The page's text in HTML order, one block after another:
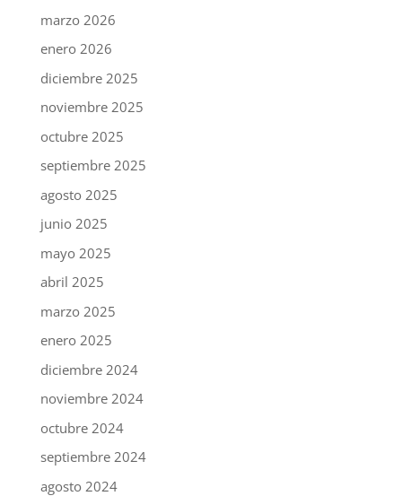
marzo 2026
enero 2026
diciembre 2025
noviembre 2025
octubre 2025
septiembre 2025
agosto 2025
junio 2025
mayo 2025
abril 2025
marzo 2025
enero 2025
diciembre 2024
noviembre 2024
octubre 2024
septiembre 2024
agosto 2024